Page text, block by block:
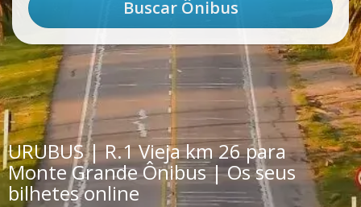
URUBUS | R.1 Vieja km 26 para
Monte Grande Ônibus | Os seus
bilhetes online